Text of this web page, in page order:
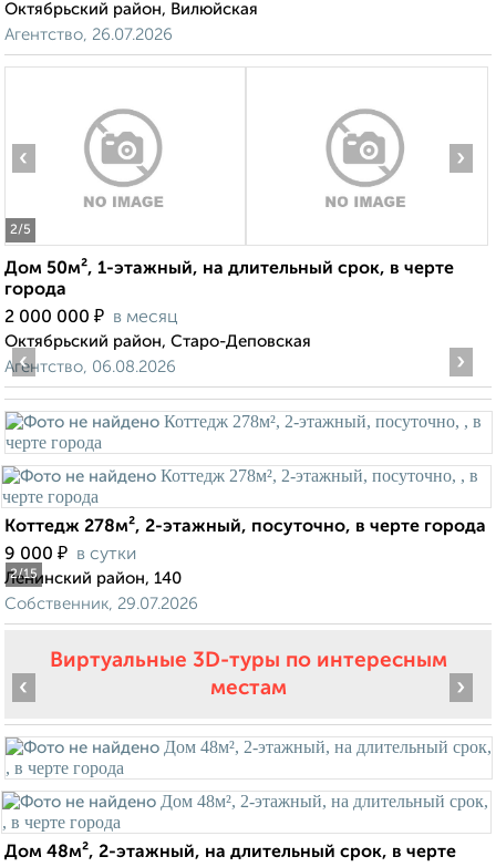
Октябрьский район, Вилюйская
Агентство, 26.07.2026
2/5
‹ ›
Дом 50м², 1-этажный, на длительный срок, в черте
города
2 000 000 ₽ в месяц
Октябрьский район, Старо-Деповская
Агентство, 06.08.2026
2/15
‹ ›
Коттедж 278м², 2-этажный, посуточно, в черте города
9 000 ₽ в сутки
Ленинский район, 140
Собственник, 29.07.2026
Виртуальные 3D-туры по интересным
местам
‹ ›
Дом 48м², 2-этажный, на длительный срок, в черте